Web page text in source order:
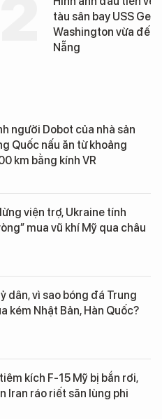
tống tàu sân bay USS
George Washington
Đà Nẵng
người Dobot của nhà sản
Quốc nấu ăn từ khoảng
km bằng kính VR
viện trợ, Ukraine tính
mua vũ khí Mỹ qua châu
dân, vì sao bóng đá Trung
kém Nhật Bản, Hàn Quốc?
kích F-15 Mỹ bị bắn rơi,
Iran ráo riết săn lùng phi